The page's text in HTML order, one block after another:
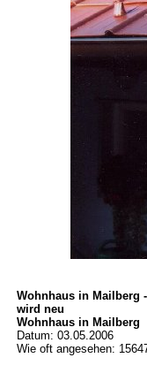
Wohnhaus in Mailberg
wird neu
Wohnhaus in Mailberg
Datum: 03.05.2006
Wie oft angesehen: